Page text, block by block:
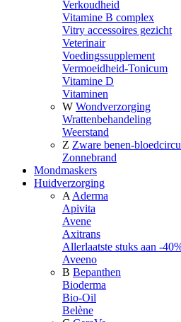
Verkoudheid
Vitamine B complex
Vitry accessoires gezicht
Veterinair
Voedingssupplement
Vermoeidheid-Tonicum
Vitamine D
Vitaminen
W Wondverzorging
Wrattenbehandeling
Weerstand
Z Zware benen-
Zonnebrand
Mondmaskers
Huidverzorging
A Aderma
Apivita
Avene
Axitrans
Allerlaatste stuks aan -
Aveeno
B Bepanthen
Bioderma
Bio-Oil
Belène